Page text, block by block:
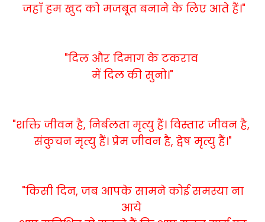
जहाँ हम खुद को मजबूत बनाने के लिए आते हैं।"
"दिल और दिमाग के टकराव
में दिल की सुनो।"
"शक्ति जीवन है, निर्बलता मृत्यु हैं। विस्तार जीवन है,
संकुचन मृत्यु हैं। प्रेम जीवन है, द्वेष मृत्यु हैं।"
"किसी दिन, जब आपके सामने कोई समस्या ना
आये